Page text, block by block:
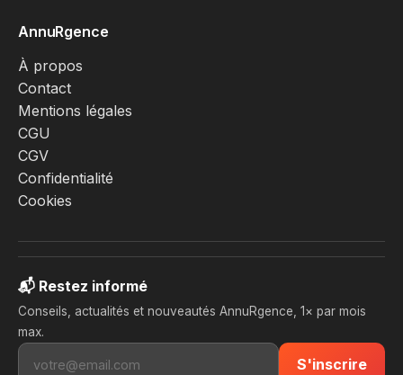
AnnuRgence
À propos
Contact
Mentions légales
CGU
CGV
Confidentialité
Cookies
📬 Restez informé
Conseils, actualités et nouveautés AnnuRgence, 1× par mois
max.
S'inscrire